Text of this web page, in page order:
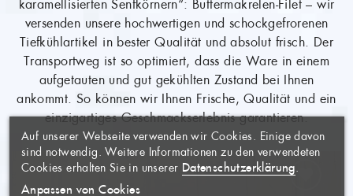
karamellisierten Senfkörnern“: Buttermakrelen-Filet – wir
versenden unsere hochwertigen und schockgefrorenen
Tiefkühlartikel in bester Qualität und absolut frisch. Der
Transportweg ist so optimiert, dass die Ware in einem
aufgetauten und gut gekühlten Zustand bei Ihnen
ankommt. So können wir Ihnen Frische, Qualität und ein
einzigartiges Geschmackserlebnis garantieren.
AUF MEINE
WUNSCHLISTE
×
((MODALTITLE)) ×
((confirmMessage))
WUNSCHLISTE
ERSTELLEN
×
Name der Wunschliste
ANMELDEN ×
Sie müssen angemeldet sein, um
Artikel Ihrer Wunschliste
hinzufügen zu können.
Auf unserer Webseite verwenden wir Cookies. Einige davon
sind notwendig. Weitere Informationen zu den verwendeten
Cookies erhalten Sie in unserer Datenschutzerklärung
Anpassen von Cookies